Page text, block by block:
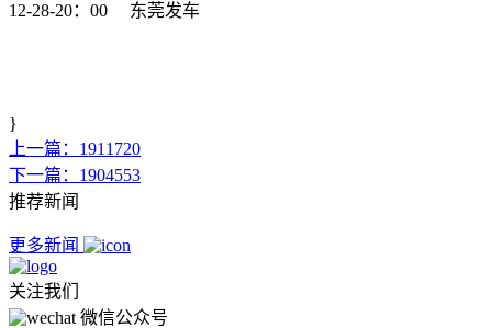
12-28-20：00 东莞发车
}
上一篇：1911720
下一篇：1904553
推荐新闻
更多新闻
关注我们
微信公众号